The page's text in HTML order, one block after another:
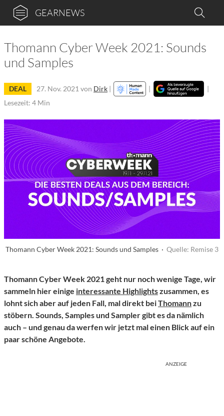
GEARNEWS
Thomann Cyber Week 2021: Sounds
und Samples
DEAL 27. Nov. 2021 von Dirk | |
|
Lesezeit: 4 Min
Thomann Cyber Week 2021: Sounds und Samples · Quelle: Remise 3
Thomann Cyber Week 2021 geht nur noch wenige Tage, wir
sammeln hier einige interessante Highlightszusammen, es
lohnt sich aber auf jeden Fall, mal direkt beiThomannzu
stöbern. Sounds, Samples und Sampler gibt es da nämlich
auch – und genau da werfen wir jetzt mal einen Blick auf ein
paar schöne Angebote.
ANZEIGE